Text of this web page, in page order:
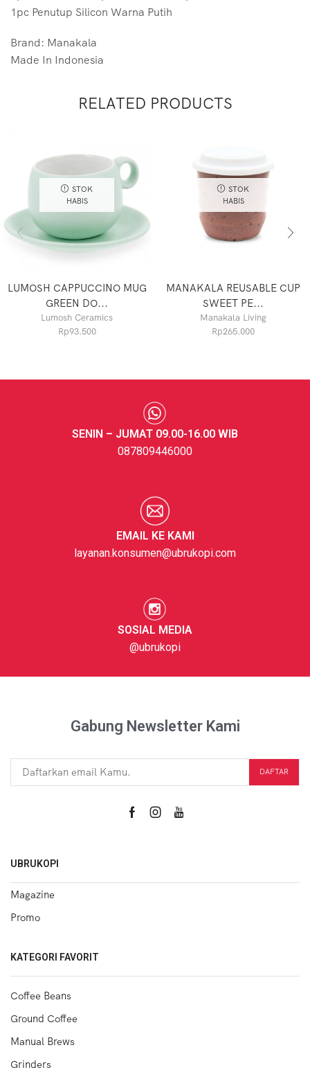
1pc Penutup Silicon Warna Putih
Brand: Manakala
Made In Indonesia
RELATED PRODUCTS
STOK
HABIS
LUMOSH CAPPUCCINO MUG
GREEN DO...
Lumosh Ceramics
Rp93.500
STOK
HABIS
MANAKALA REUSABLE CUP
SWEET PE...
Manakala Living
Rp265.000
SENIN – JUMAT 09.00-16.00 WIB
087809446000
EMAIL KE KAMI
layanan.konsumen@ubrukopi.com
SOSIAL MEDIA
@ubrukopi
Gabung Newsletter Kami
UBRUKOPI
Magazine
Promo
KATEGORI FAVORIT
Coffee Beans
Ground Coffee
Manual Brews
Grinders